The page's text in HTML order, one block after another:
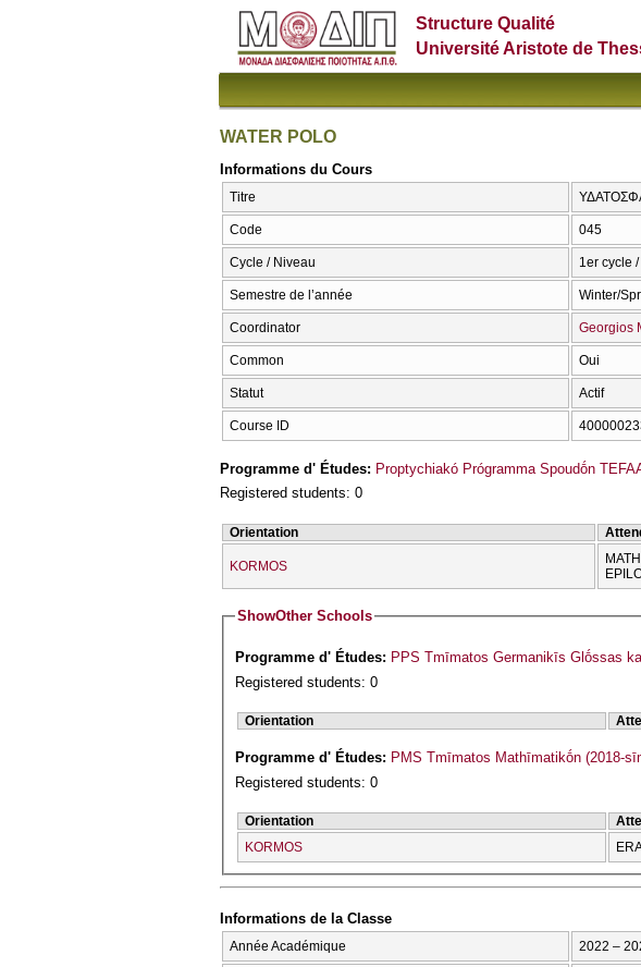
Structure Qualité
Université Aristote de
WATER POLO
Informations du Cours
Titre
Code 045
Cycle / Niveau 1er cycle
Semestre de l’année Winter/
Coordinator Georgios
Common Oui
Statut Actif
Course ID
Programme d' Études: Proptychiakó Prógramma Spoudṓn
Registered students: 0
Orientation
KORMOS
ShowOther Schools
Programme d' Études: PPS Tmīmatos Germanikīs Glṓssas
Registered students: 0
Orientation
Programme d' Études: PMS Tmīmatos Mathīmatikṓn (2018-
Registered students: 0
Orientation
KORMOS
Informations de la Classe
Année Académique 2022 –